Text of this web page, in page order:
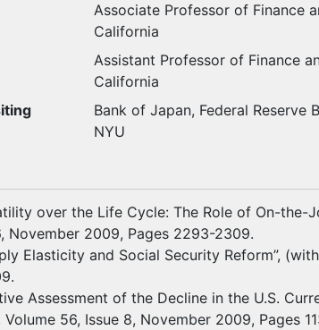
Associate Professor of Finance
California
Assistant Professor of Finance
California
Bank of Japan, Federal
NYU
over the Life Cycle: The Role of On-the-
November 2009, Pages 2293-2309.
Elasticity and Social Security Reform”,
Assessment of the Decline in the U.S.
56, Issue 8, November 2009, Pages